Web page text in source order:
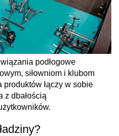
podłogowe
siłowniom i klubom
łączy w sobie
z dbałością